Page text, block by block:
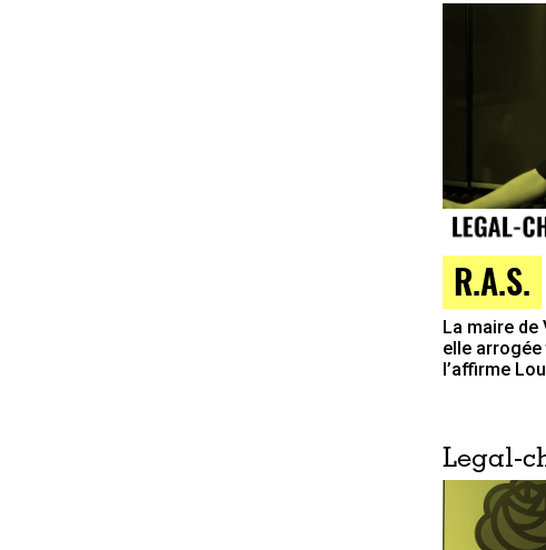
R.A.S.
La maire de
elle
l’affirme
Legal-